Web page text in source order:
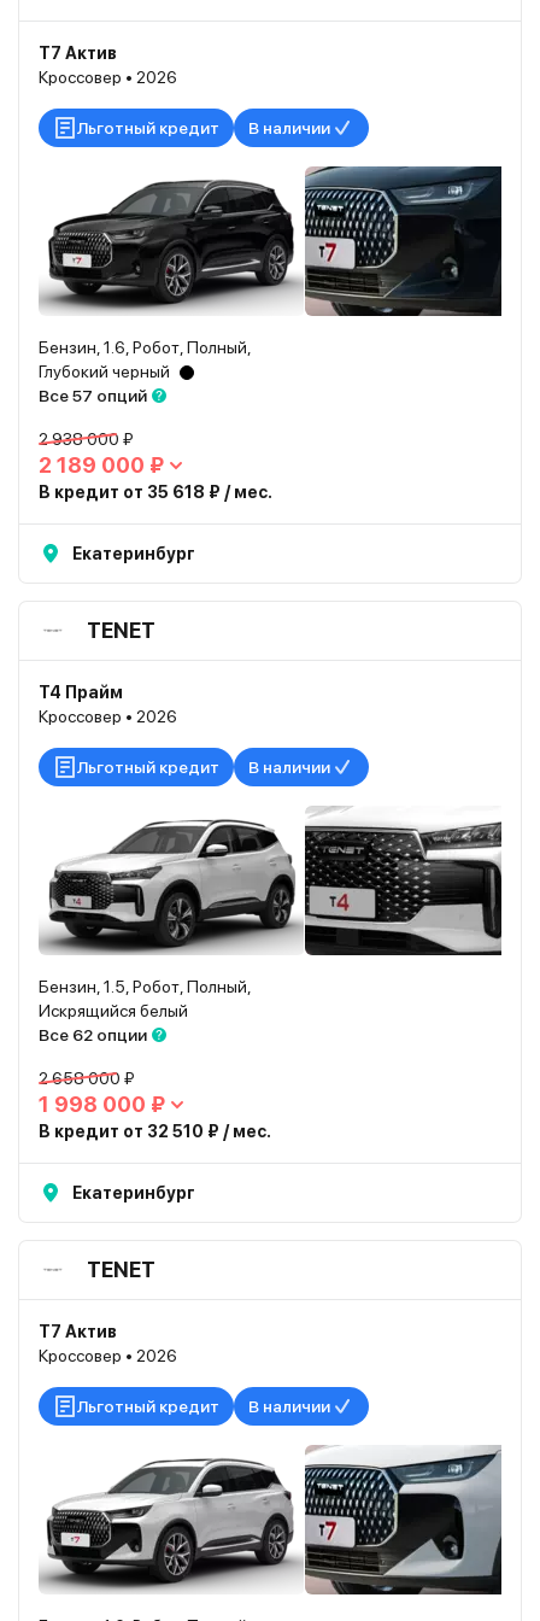
T7 Актив
Кроссовер • 2026
Льготный кредит В наличии
Бензин, 1.6, Робот, Полный,
Глубокий черный
Все 57 опций
2 938 000 ₽
2 189 000 ₽
В кредит от 35 618 ₽ / мес.
Екатеринбург
TENET
T4 Прайм
Кроссовер • 2026
Льготный кредит В наличии
Бензин, 1.5, Робот, Полный,
Искрящийся белый
Все 62 опции
2 658 000 ₽
1 998 000 ₽
В кредит от 32 510 ₽ / мес.
Екатеринбург
TENET
T7 Актив
Кроссовер • 2026
Льготный кредит В наличии